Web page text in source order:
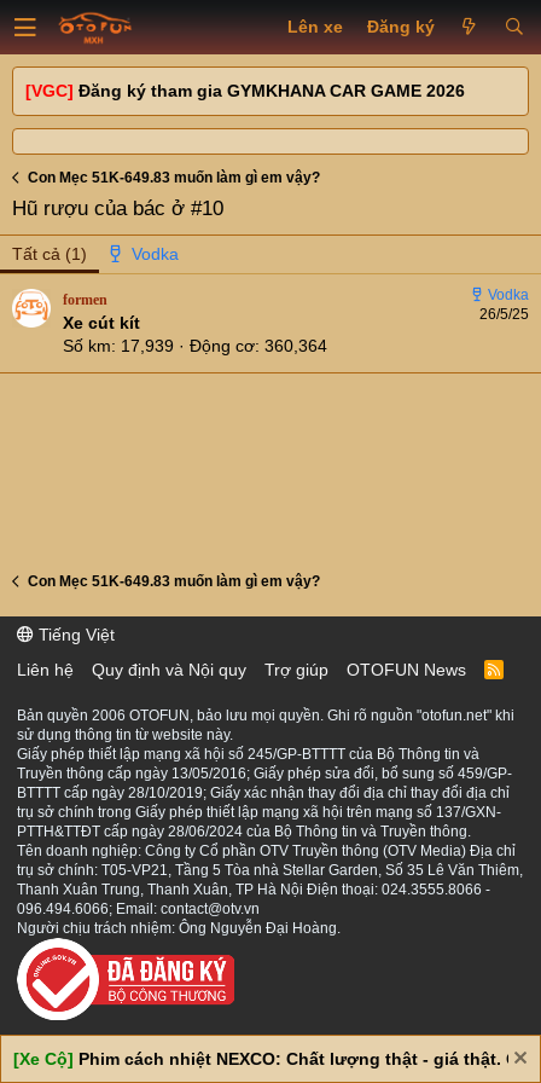
Lên xe Đăng ký
[VGC] Đăng ký tham gia GYMKHANA CAR GAME 2026
Con Mẹc 51K-649.83 muốn làm gì em vậy?
Hũ rượu của bác ở #10
Tất cả (1)
26/5/25
formen
Xe cút kít
Số km
17,939 Động cơ 360,364
Con Mẹc 51K-649.83 muốn làm gì em vậy?
Tiếng Việt
Liên hệ
Quy định và Nội quy Trợ giúp OTOFUN News
R
S
Bản quyền 2006 OTOFUN, bảo lưu mọi quyền. Ghi rõ nguồn "otofun.net" khi
sử dụng thông tin từ website này.
Giấy phép thiết lập mạng xã hội số 245/GP-BTTTT của Bộ Thông tin và
Truyền thông cấp ngày 13/05/2016; Giấy phép sửa đổi, bổ sung số 459/GP-
BTTTT cấp ngày 28/10/2019; Giấy xác nhận thay đổi địa chỉ thay đổi địa chỉ
trụ sở chính trong Giấy phép thiết lập mạng xã hội trên mạng số 137/GXN-
PTTH&TTĐT cấp ngày 28/06/2024 của Bộ Thông tin và Truyền thông.
Tên doanh nghiệp: Công ty Cổ phần OTV Truyền thông (OTV Media) Địa chỉ
trụ sở chính: T05-VP21, Tầng 5 Tòa nhà Stellar Garden, Số 35 Lê Văn Thiêm,
Thanh Xuân Trung, Thanh Xuân, TP Hà Nội Điện thoại: 024.3555.8066 -
096.494.6066; Email: contact@otv.vn
Người chịu trách nhiệm: Ông Nguyễn Đại Hoàng.
[Xe Cộ] Phim cách nhiệt NEXCO: Chất lượng thật - giá thật. Giá